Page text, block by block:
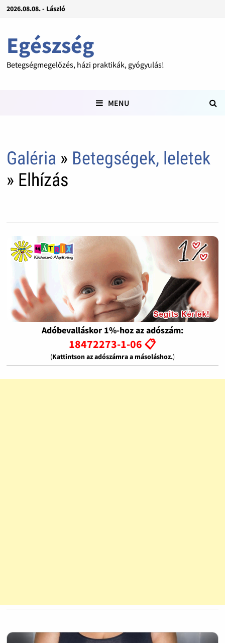
2026.08.08. - László
Egészség
Betegségmegelőzés, házi praktikák, gyógyulás!
MENU
Galéria » Betegségek, leletek
» Elhízás
Adóbevalláskor 1%-hoz az adószám:
18472273-1-06 📋
(Kattintson az adószámra a másoláshoz.)